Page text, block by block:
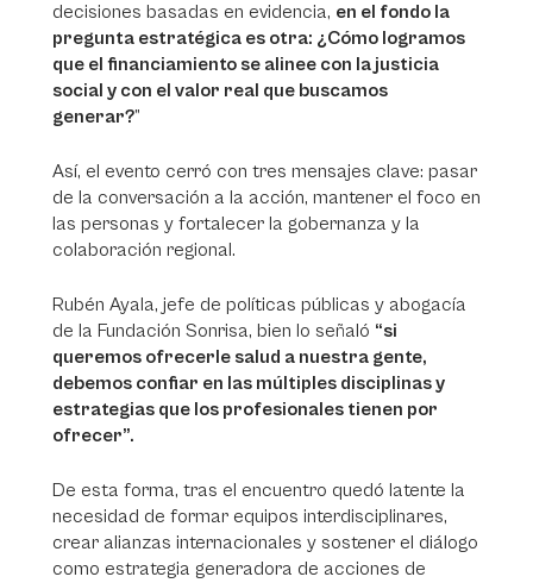
decisiones basadas en evidencia, en el fondo la
pregunta estratégica es otra: ¿Cómo logramos
que el financiamiento se alinee con la justicia
social y con el valor real que buscamos
generar?”
Así, el evento cerró con tres mensajes clave: pasar
de la conversación a la acción, mantener el foco en
las personas y fortalecer la gobernanza y la
colaboración regional.
Rubén Ayala, jefe de políticas públicas y abogacía
de la Fundación Sonrisa, bien lo señaló “si
queremos ofrecerle salud a nuestra gente,
debemos confiar en las múltiples disciplinas y
estrategias que los profesionales tienen por
ofrecer”.
De esta forma, tras el encuentro quedó latente la
necesidad de formar equipos interdisciplinares,
crear alianzas internacionales y sostener el diálogo
como estrategia generadora de acciones de